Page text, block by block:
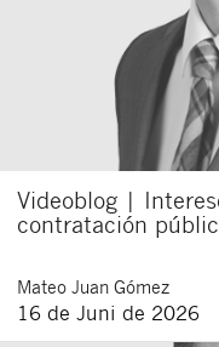
Videoblog |
contratación
Mateo Juan Gómez
16 de Juni de 2026